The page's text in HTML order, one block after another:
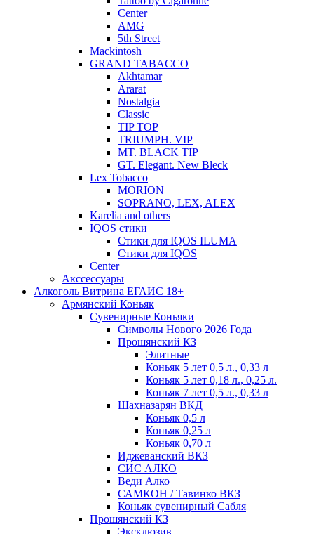
Center
AMG
5th Street
Mackintosh
GRAND TABACCO
Akhtamar
Ararat
Nostalgia
Classic
TIP TOP
TRIUMPH. VIP
MT. BLACK TIP
GT. Elegant. New Bleck
Lex Tobacco
MORION
SOPRANO, LEX, ALEX
Karelia and others
IQOS стики
Стики для IQOS ILUMA
Стики для IQOS
Сenter
Акссессуары
Алкоголь Витрина ЕГАИС 18+
Армянский Коньяк
Сувенирные Коньяки
Символы Нового 2026 Года
Прошянский КЗ
Элитные
Коньяк 5 лет 0,5 л., 0,33 л
Коньяк 5 лет 0,18 л., 0,25 л.
Коньяк 7 лет 0,5 л., 0,33 л
Шахназарян ВКД
Коньяк 0,5 л
Коньяк 0,25 л
Коньяк 0,70 л
Иджеванский ВКЗ
СИС АЛКО
Веди Алко
САМКОН / Тавинко ВКЗ
Коньяк сувенирный Сабля
Прошянский КЗ
Эксклюзив